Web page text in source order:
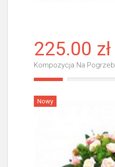
225.00 zł
Kompozycja Na Pogrzeb
Nowy